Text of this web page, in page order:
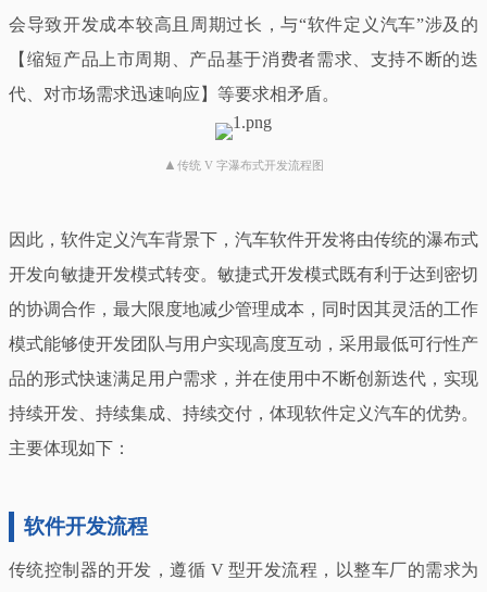
会导致开发成本较高且周期过长，与“软件定义汽车”涉及的
【缩短产品上市周期、产品基于消费者需求、支持不断的迭
代、对市场需求迅速响应】等要求相矛盾。
▲ 传统 V 字瀑布式开发流程图
因此，软件定义汽车背景下，汽车软件开发将由传统的瀑布式
开发向敏捷开发模式转变。敏捷式开发模式既有利于达到密切
的协调合作，最大限度地减少管理成本，同时因其灵活的工作
模式能够使开发团队与用户实现高度互动，采用最低可行性产
品的形式快速满足用户需求，并在使用中不断创新迭代，实现
持续开发、持续集成、持续交付，体现软件定义汽车的优势。
主要体现如下：
软件开发流程
传统控制器的开发，遵循 V 型开发流程，以整车厂的需求为